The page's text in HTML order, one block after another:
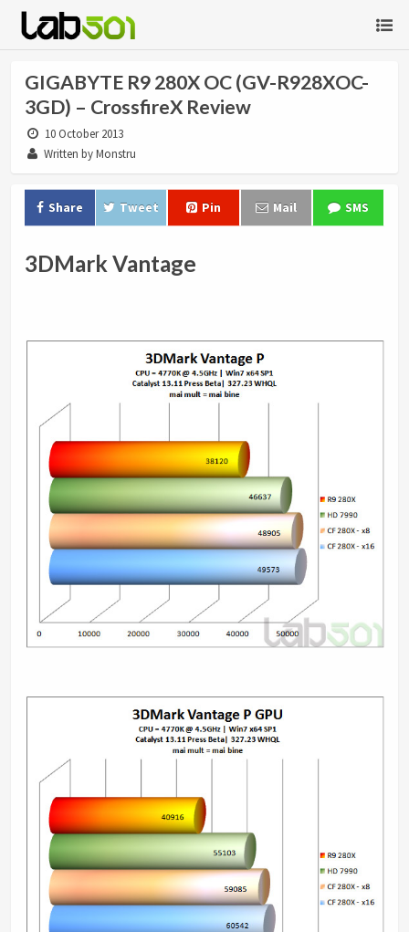
GIGABYTE R9 280X OC (GV-R928XOC-
3GD) – CrossfireX Review
10 October 2013
Written by Monstru
Share Tweet Pin Mail SMS
3DMark Vantage